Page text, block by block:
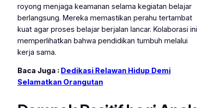
royong menjaga keamanan selama kegiatan belajar
berlangsung. Mereka memastikan perahu tertambat
kuat agar proses belajar berjalan lancar. Kolaborasi ini
memperlihatkan bahwa pendidikan tumbuh melalui
kerja sama.
Baca Juga : Dedikasi Relawan Hidup Demi
Selamatkan Orangutan